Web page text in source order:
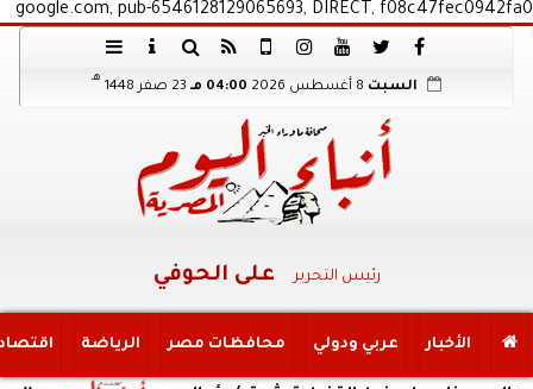
google.com, pub-6546128129065693, DIRECT, f08c47fec0942fa0
السبت 04:00 مـ 23 صفر 1448
هـ
رئيس التحرير على الحوفي
الأخبار عربي ودولي محافظات مصر الرياضة